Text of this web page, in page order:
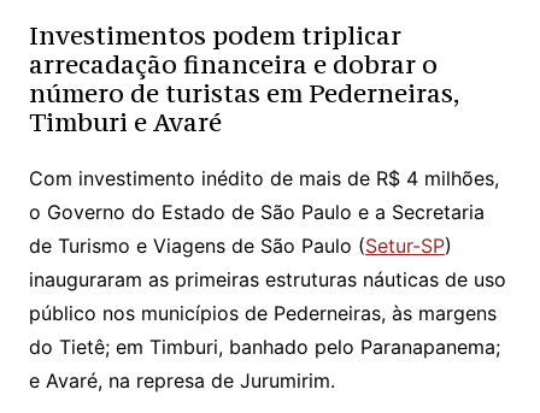
at
s
A
p
p
c
e
b
o
o
k
itt
er
ai
l
Investimentos podem triplicar
arrecadação financeira e dobrar o
número de turistas em Pederneiras,
Timburi e Avaré
Com investimento inédito de mais de R$ 4 milhões,
o Governo do Estado de São Paulo e a Secretaria
de Turismo e Viagens de São Paulo (Setur-SP)
inauguraram as primeiras estruturas náuticas de uso
público nos municípios de Pederneiras, às margens
do Tietê; em Timburi, banhado pelo Paranapanema;
e Avaré, na represa de Jurumirim.